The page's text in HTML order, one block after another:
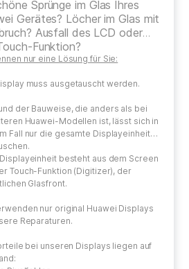
Sprünge im Glas Ihres
Gerätes? Löcher im Glas mit
Ausfall des LCD oder
Funktion?
nur eine Lösung für Sie:
muss ausgetauscht werden.
der Bauweise, die anders als bei
Huawei-Modellen ist, lässt sich in
Fall nur die gesamte Displayeinheit
besteht aus dem Screen
Touch-Funktion (Digitizer), der
Glasfront.
nur original Huawei Displays
Reparaturen.
bei unseren Displays liegen auf